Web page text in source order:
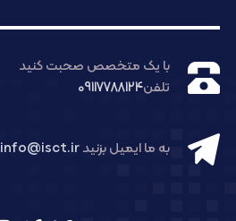
با یک متخصص صحبت کنید
تلفن09117788124
به ما ایمیل بزنیدinfo@isct.ir